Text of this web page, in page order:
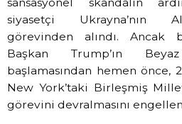
siyasetçi Ukrayna’nın
görevinden alındı. Ancak
Başkan Trump’ın
başlamasından hemen önce,
New York’taki Birleşmiş
görevini devralmasını